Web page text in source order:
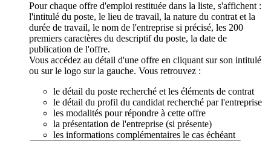
Pour chaque offre d'emploi restituée dans la liste, s'affichent :
l'intitulé du poste, le lieu de travail, la nature du contrat et la
durée de travail, le nom de l'entreprise si précisé, les 200
premiers caractères du descriptif du poste, la date de
publication de l'offre.
Vous accédez au détail d'une offre en cliquant sur son intitulé
ou sur le logo sur la gauche. Vous retrouvez :
le détail du poste recherché et les éléments de contrat
le détail du profil du candidat recherché par l'entreprise
les modalités pour répondre à cette offre
la présentation de l'entreprise (si présente)
les informations complémentaires le cas échéant